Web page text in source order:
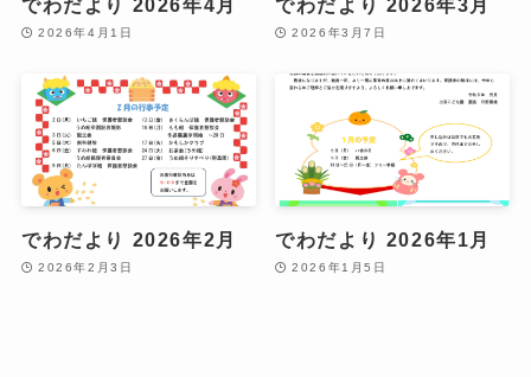
でわだより 2026年4月
2026年4月1日
でわだより 2026年3月
2026年3月7日
でわだより 2026年2月
2026年2月3日
でわだより 2026年1月
2026年1月5日